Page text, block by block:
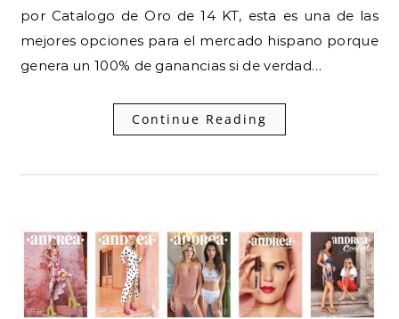
por Catalogo de Oro de 14 KT, esta es una de las
mejores opciones para el mercado hispano porque
genera un 100% de ganancias si de verdad…
Continue Reading